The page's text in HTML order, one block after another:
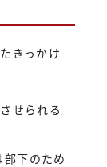
きっかけ
せられる
下のため